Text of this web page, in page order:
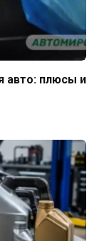
авто: плюсы и